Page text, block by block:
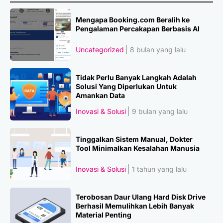
Mengapa Booking.com Beralih ke
Pengalaman Percakapan Berbasis AI
Uncategorized 8 bulan yang lalu
Tidak Perlu Banyak Langkah Adalah
Solusi Yang Diperlukan Untuk
Amankan Data
Inovasi & Solusi
9 bulan yang lalu
Tinggalkan Sistem Manual, Dokter
Tool Minimalkan Kesalahan Manusia
Inovasi & Solusi 1 tahun yang lalu
Terobosan Daur Ulang Hard Disk Drive
Berhasil Memulihkan Lebih Banyak
Material Penting